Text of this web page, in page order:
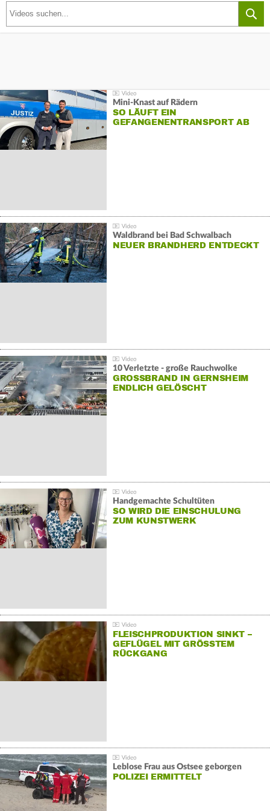
Mini-Knast auf Rädern
SO LÄUFT EIN
GEFANGENENTRANSPORT AB
Waldbrand bei Bad Schwalbach
NEUER BRANDHERD ENTDECKT
10 Verletzte - große Rauchwolke
GROSSBRAND IN GERNSHEIM E
NDLICH GELÖSCHT
Handgemachte Schultüten
SO WIRD DIE EINSCHULUNG
ZUM KUNSTWERK
FLEISCHPRODUKTION SINKT –
GEFLÜGEL MIT GRÖSSTEM R
ÜCKGANG
Leblose Frau aus Ostsee geborgen
POLIZEI ERMITTELT